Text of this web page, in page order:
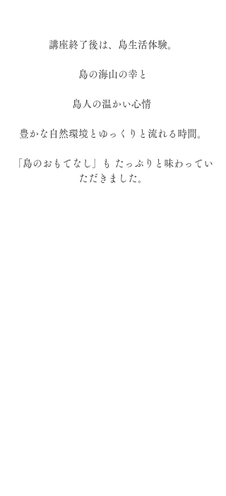
講座終了後は、島生活体験。
島の海山の幸と
島人の温かい心情
豊かな自然環境とゆっくりと流れる時間。
「島のおもてなし」も たっぷりと味わってい
ただきました。